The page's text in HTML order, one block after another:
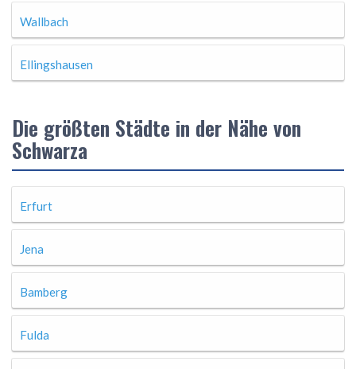
Wallbach
Ellingshausen
Die größten Städte in der Nähe von
Schwarza
Erfurt
Jena
Bamberg
Fulda